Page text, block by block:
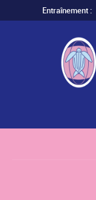
Entraînement :